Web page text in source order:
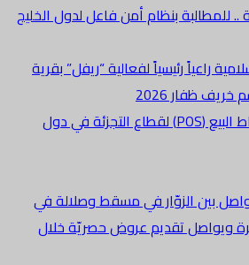
للمطالبة بنظام أمن فاعل لدول الخليج
راعياً رئيسياً لفعالية “ريفل” بقرية
ظفار 2026
زوهو تطلق حل نقاط البيع (POS) لقطاع التجزئة في دول
بين الزوّار في مسقط وصلالة في
ويواصل تقديم عروض حصريّة خلال